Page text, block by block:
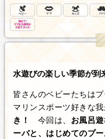
水遊びの楽しい季節が到
皆さんのベビーたちは
マリンスポーツ好きな我
き！
今回は、 お風呂
ーバと、はじめてのプ